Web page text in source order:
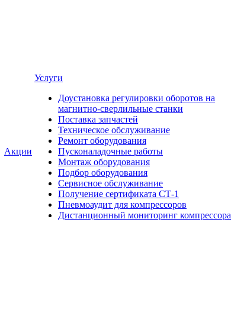
Акции
Услуги
Доустановка регулировки оборотов на
магнитно-сверлильные станки
Поставка запчастей
Техническое обслуживание
Ремонт оборудования
Пусконаладочные работы
Монтаж оборудования
Подбор оборудования
Сервисное обслуживание
Получение сертификата СТ-1
Пневмоаудит для компрессоров
Дистанционный мониторинг компрессора